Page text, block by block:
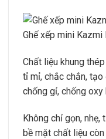
Ghế xếp mini Kazmi
Chất liệu khung
tỉ mỉ, chắc chắn,
chống gỉ, chống
Không chỉ gọn,
bề mặt chất liệu